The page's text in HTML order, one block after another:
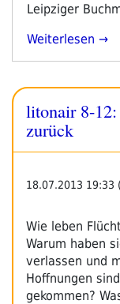
Leipziger
„lit
8-
12:
Dorthin
Nicht
Zurück“
Weiterlesen
litonair 8-
zurück
18.07.2013 19:33
Wie leben
Warum haben
verlassen und
Hoffnungen
gekommen?